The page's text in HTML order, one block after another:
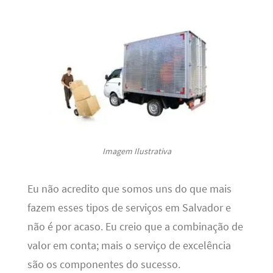
Imagem Ilustrativa
Eu não acredito que somos uns do que mais
fazem esses tipos de serviços em Salvador e
não é por acaso. Eu creio que a combinação de
valor em conta; mais o serviço de excelência
são os componentes do sucesso.